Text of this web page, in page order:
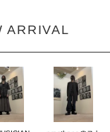
ARRIVAL